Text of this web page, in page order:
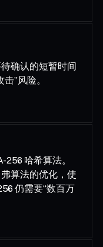
确认的短暂时间
”风险。
哈希算法。
算法的优化，使
仍需要“数百万